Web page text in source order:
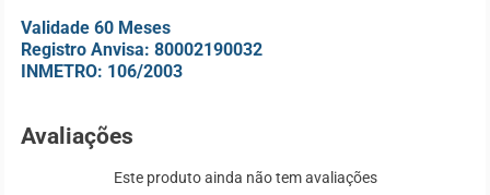
Validade 60 Meses
Registro Anvisa: 80002190032
INMETRO: 106/2003
Avaliações
Este produto ainda não tem avaliações